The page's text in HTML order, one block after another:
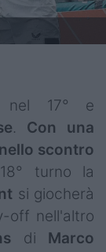
nel 17° e
. Con una
scontro
turno la
si giocherà
off nell'altro
di Marco